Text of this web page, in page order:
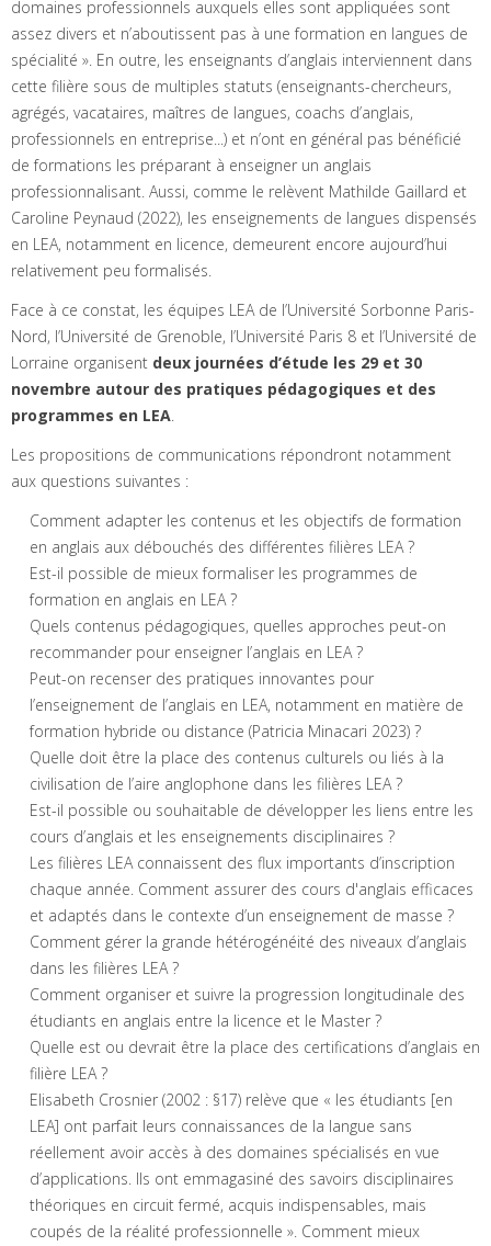
domaines professionnels auxquels elles sont appliquées sont
assez divers et n’aboutissent pas à une formation en langues de
spécialité ». En outre, les enseignants d’anglais interviennent dans
cette filière sous de multiples statuts (enseignants-chercheurs,
agrégés, vacataires, maîtres de langues, coachs d’anglais,
professionnels en entreprise...) et n’ont en général pas bénéficié
de formations les préparant à enseigner un anglais
professionnalisant. Aussi, comme le relèvent Mathilde Gaillard et
Caroline Peynaud (2022), les enseignements de langues dispensés
en LEA, notamment en licence, demeurent encore aujourd’hui
relativement peu formalisés.
Face à ce constat, les équipes LEA de l’Université Sorbonne Paris-
Nord, l’Université de Grenoble, l’Université Paris 8 et l’Université de
Lorraine organisent deux journées d’étude les 29 et 30
novembre autour des pratiques pédagogiques et des
programmes en LEA.
Les propositions de communications répondront notamment
aux questions suivantes :
Comment adapter les contenus et les objectifs de formation
en anglais aux débouchés des différentes filières LEA ?
Est-il possible de mieux formaliser les programmes de
formation en anglais en LEA ?
Quels contenus pédagogiques, quelles approches peut-on
recommander pour enseigner l’anglais en LEA ?
Peut-on recenser des pratiques innovantes pour
l’enseignement de l’anglais en LEA, notamment en matière de
formation hybride ou distance (Patricia Minacari 2023) ?
Quelle doit être la place des contenus culturels ou liés à la
civilisation de l’aire anglophone dans les filières LEA ?
Est-il possible ou souhaitable de développer les liens entre les
cours d’anglais et les enseignements disciplinaires ?
Les filières LEA connaissent des flux importants d’inscription
chaque année. Comment assurer des cours d'anglais efficaces
et adaptés dans le contexte d’un enseignement de masse ?
Comment gérer la grande hétérogénéité des niveaux d’anglais
dans les filières LEA ?
Comment organiser et suivre la progression longitudinale des
étudiants en anglais entre la licence et le Master ?
Quelle est ou devrait être la place des certifications d’anglais en
filière LEA ?
Elisabeth Crosnier (2002 : §17) relève que « les étudiants [en
LEA] ont parfait leurs connaissances de la langue sans
réellement avoir accès à des domaines spécialisés en vue
d’applications. Ils ont emmagasiné des savoirs disciplinaires
théoriques en circuit fermé, acquis indispensables, mais
coupés de la réalité professionnelle ». Comment mieux